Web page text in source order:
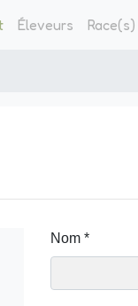
Éleveurs Race(s)
Nom*